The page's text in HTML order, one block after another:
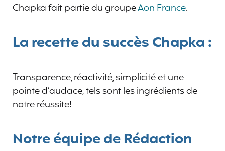
Chapka fait partie du groupeAon France.
La recette du succès Chapka :
Transparence, réactivité, simplicité et une
pointe d’audace, tels sont les ingrédients de
notre réussite!
Notre équipe de Rédaction